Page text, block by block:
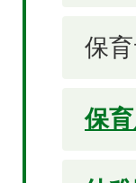
保
保